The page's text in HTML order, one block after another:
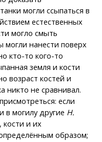
могли ссыпаться в
естественных
могло смыть
нанести поверх
кто-то кого-то
земля и кости
возраст костей и
никто не сравнивал.
если
в могилу другие H.
и их
образом;